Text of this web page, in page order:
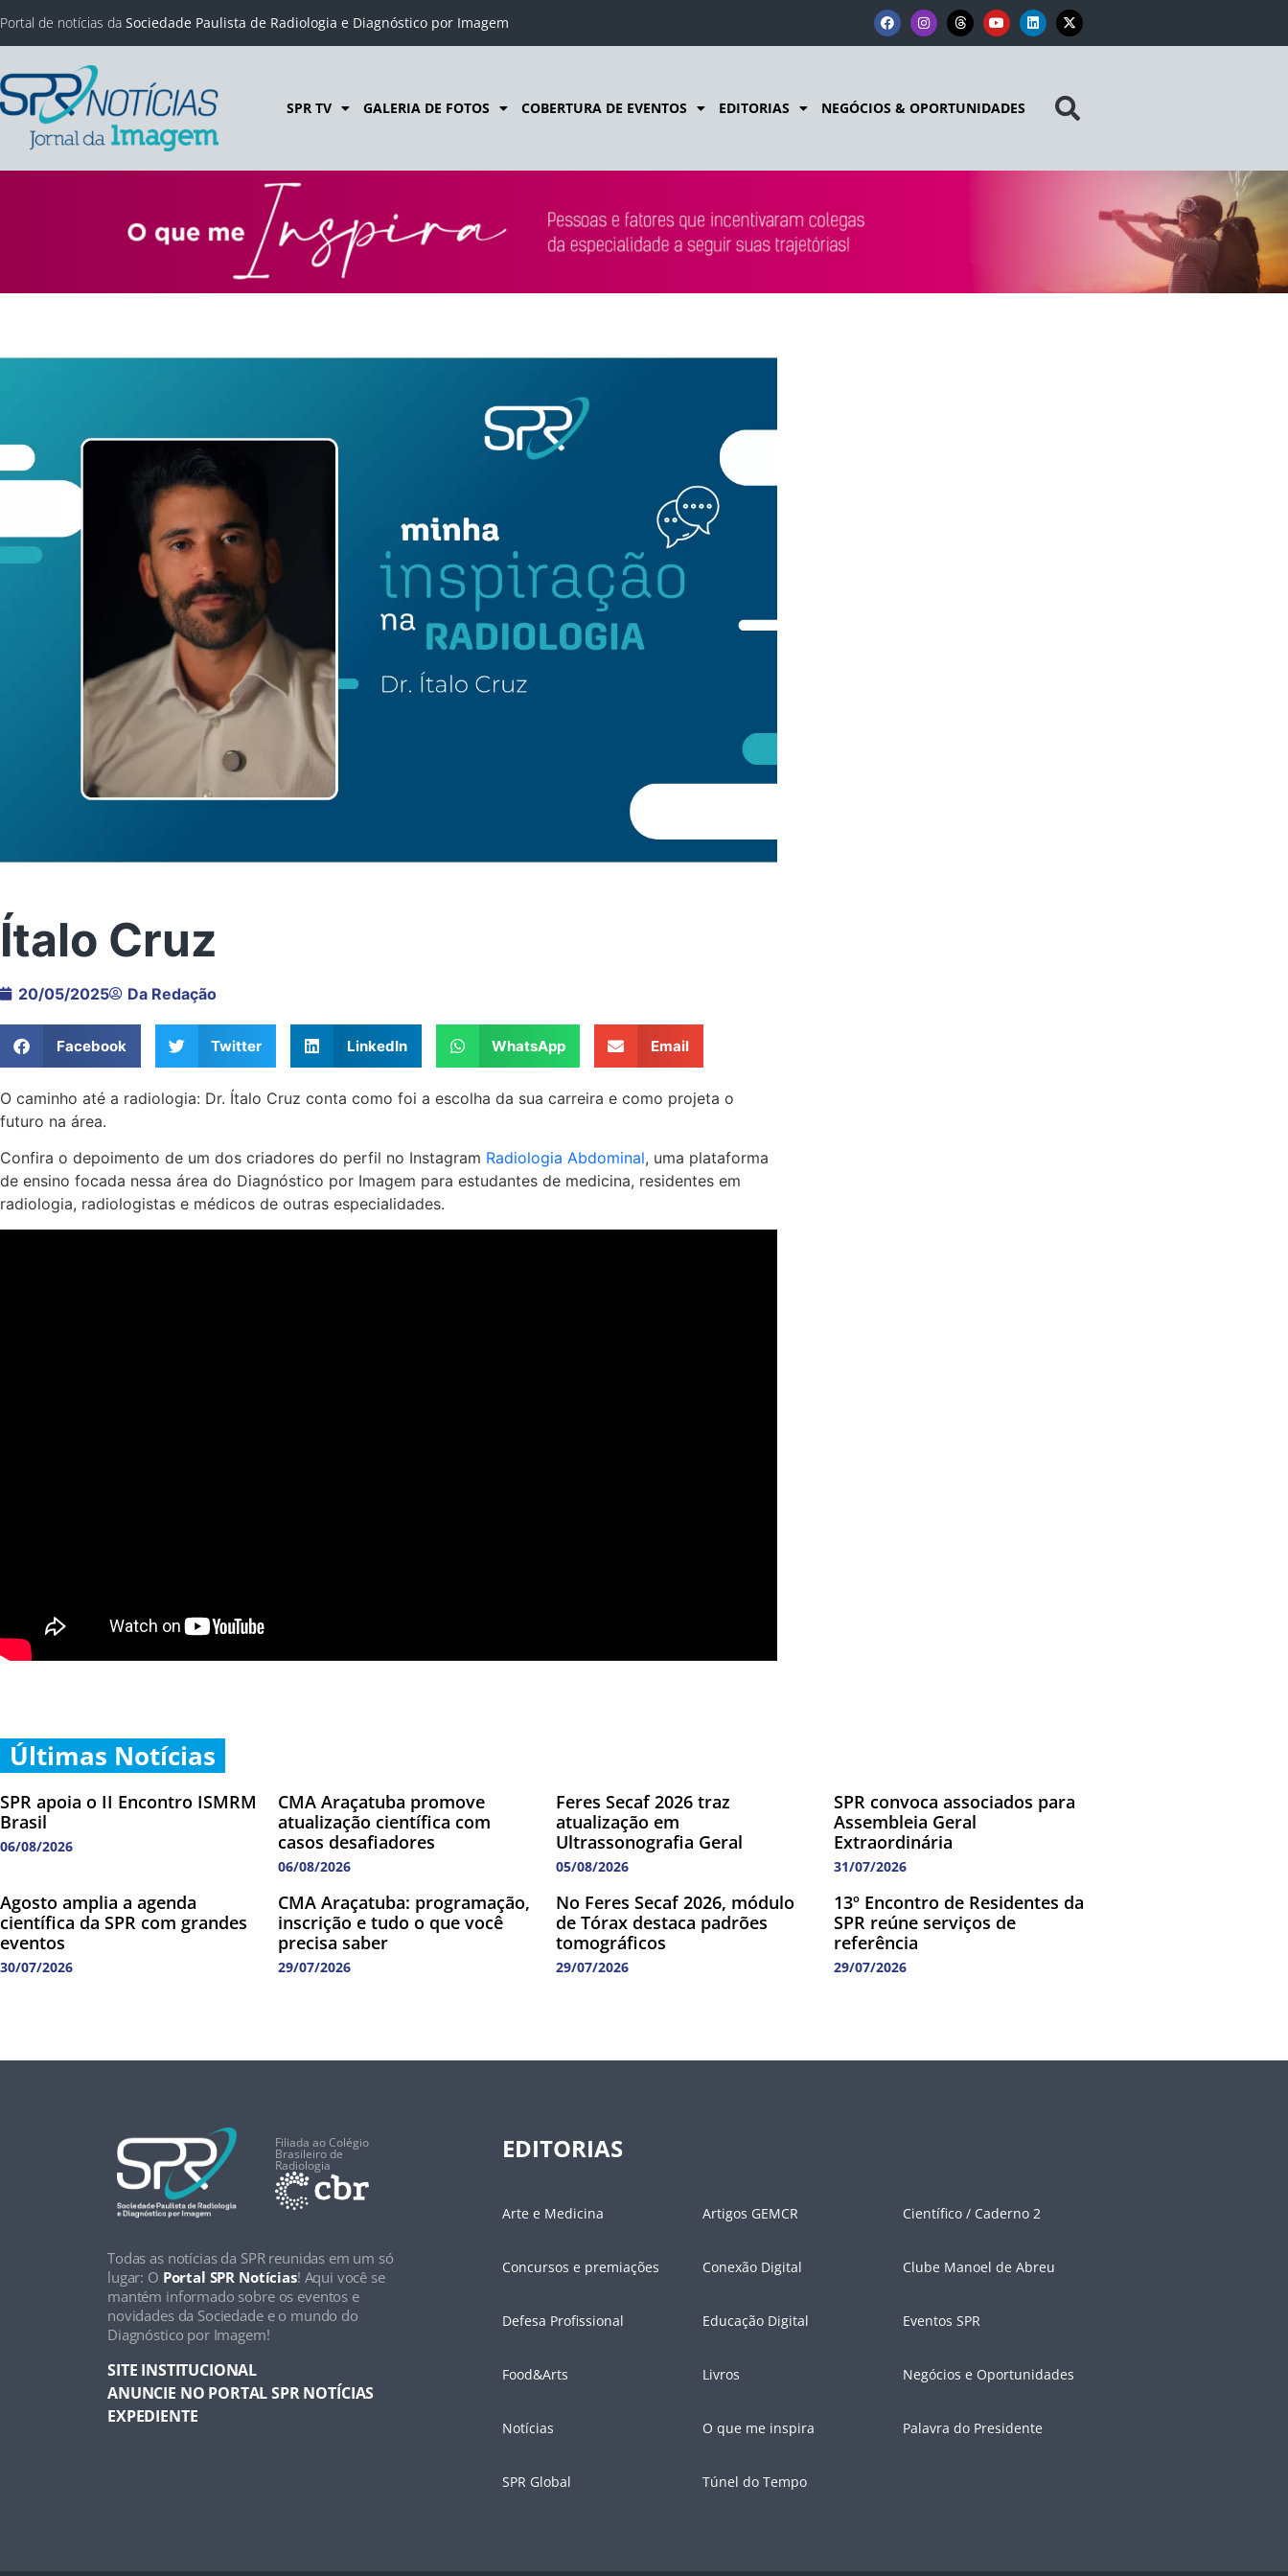
Portal de notícias da Sociedade Paulista de Radiologia e Diagnóstico por Imagem
SPR TV GALERIA DE FOTOS COBERTURA DE EVENTOS EDITORIAS NEGÓCIOS & OPORTUNIDADES
Ítalo Cruz
20/05/2025 Da Redação
Facebook Twitter LinkedIn WhatsApp Email
O caminho até a radiologia: Dr. Ítalo Cruz conta como foi a escolha da sua carreira e como projeta o
futuro na área.
Confira o depoimento de um dos criadores do perfil no Instagram Radiologia Abdominal, uma plataforma
de ensino focada nessa área do Diagnóstico por Imagem para estudantes de medicina, residentes em
radiologia, radiologistas e médicos de outras especialidades.
Últimas Notícias
SPR apoia o II Encontro ISMRM
Brasil
06/08/2026
CMA Araçatuba promove
atualização científica com
casos desafiadores
06/08/2026
Feres Secaf 2026 traz
atualização em
Ultrassonografia Geral
05/08/2026
SPR convoca associados para
Assembleia Geral
Extraordinária
31/07/2026
Agosto amplia a agenda
científica da SPR com grandes
eventos
30/07/2026
CMA Araçatuba: programação,
inscrição e tudo o que você
precisa saber
29/07/2026
No Feres Secaf 2026, módulo
de Tórax destaca padrões
tomográficos
29/07/2026
13º Encontro de Residentes da
SPR reúne serviços de
referência
29/07/2026
Filiada ao Colégio
Brasileiro de
Radiologia
Todas as notícias da SPR reunidas em um só
lugar: O Portal SPR Notícias! Aqui você se
mantém informado sobre os eventos e
novidades da Sociedade e o mundo do
Diagnóstico por Imagem!
SITE INSTITUCIONAL
ANUNCIE NO PORTAL SPR NOTÍCIAS
EXPEDIENTE
EDITORIAS
Arte e Medicina Artigos GEMCR Científico / Caderno 2
Concursos e premiações Conexão Digital Clube Manoel de Abreu
Defesa Profissional Educação Digital Eventos SPR
Food&Arts Livros Negócios e Oportunidades
Notícias O que me inspira Palavra do Presidente
SPR Global Túnel do Tempo